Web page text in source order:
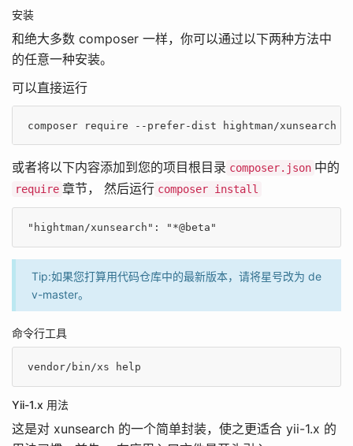
安装
和绝大多数 composer 一样，你可以通过以下两种方法中
的任意一种安装。
可以直接运行
composer require --prefer-dist hightman/xunsearch
或者将以下内容添加到您的项目根目录 composer.json 中的
require 章节， 然后运行 composer install
"hightman/xunsearch" : "*@beta"
Tip:如果您打算用代码仓库中的最新版本，请将星号改为 de
v-master。
命令行工具
vendor/bin/xs help
Yii-1.x 用法
这是对 xunsearch 的一个简单封装，使之更适合 yii-1.x 的